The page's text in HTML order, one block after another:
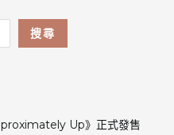
搜尋
Up》正式發售